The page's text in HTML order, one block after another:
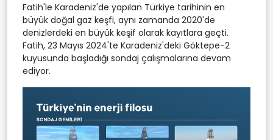
Fatih'le Karadeniz'de yapılan Türkiye tarihinin en
büyük doğal gaz keşfi, aynı zamanda 2020'de
denizlerdeki en büyük keşif olarak kayıtlara geçti.
Fatih, 23 Mayıs 2024'te Karadeniz'deki Göktepe-2
kuyusunda başladığı sondaj çalışmalarına devam
ediyor.